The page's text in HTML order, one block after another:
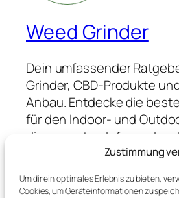
Zustimmung
Um dir ein optimales Erlebnis zu bieten,
Cookies, um Geräteinformationen zu
Weed Grinder
Dein umfassender
Grinder, CBD-Produkte
Anbau. Entdecke die
für den Indoor- und
die neuesten Infos zu
Anfänger und Profis, die
profitieren möchten.